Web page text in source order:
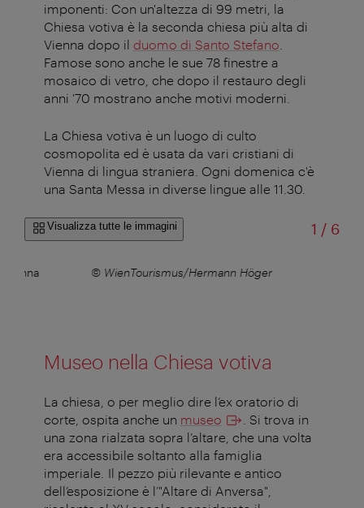
imponenti: Con un'altezza di 99 metri, la
Chiesa votiva è la seconda chiesa più alta di
Vienna dopo il duomo di Santo Stefano
Famose sono anche le sue 78 finestre a
mosaico di vetro, che dopo il restauro degli
anni '70 mostrano anche motivi moderni.
La Chiesa votiva è un luogo di culto
cosmopolita ed è usata da vari cristiani di
Vienna di lingua straniera. Ogni domenica c'è
una Santa Messa in diverse lingue alle 11.30.
Visualizza tutte le immagini 1 /di
6
Vienna
© WienTourismus/Hermann Höger
Museo nella Chiesa votiva
La chiesa, o per meglio dire l’ex oratorio di
corte, ospita anche un museo
. Si trova in
una zona rialzata sopra l’altare, che una volta
era accessibile soltanto alla famiglia
imperiale. Il pezzo più rilevante e antico
dell’esposizione è l’"Altare di Anversa",